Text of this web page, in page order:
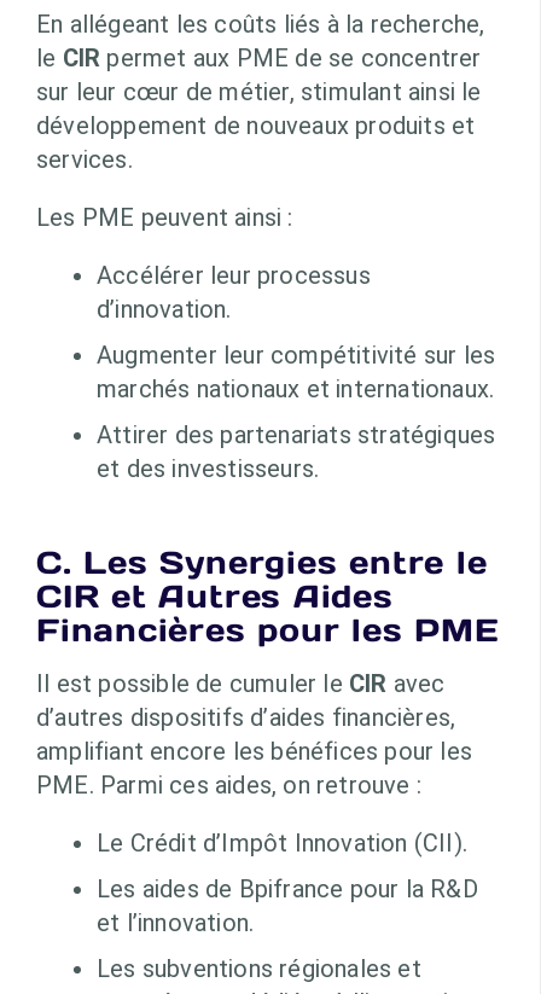
En allégeant les coûts liés à la recherche,
le CIR permet aux PME de se concentrer
sur leur cœur de métier, stimulant ainsi le
développement de nouveaux produits et
services.
Les PME peuvent ainsi :
Accélérer leur processus
d’innovation.
Augmenter leur compétitivité sur les
marchés nationaux et internationaux.
Attirer des partenariats stratégiques
et des investisseurs.
C. Les Synergies entre le
CIR et Autres Aides
Financières pour les PME
Il est possible de cumuler le CIR avec
d’autres dispositifs d’aides financières,
amplifiant encore les bénéfices pour les
PME. Parmi ces aides, on retrouve :
Le Crédit d’Impôt Innovation (CII).
Les aides de Bpifrance pour la R&D
et l’innovation.
Les subventions régionales et